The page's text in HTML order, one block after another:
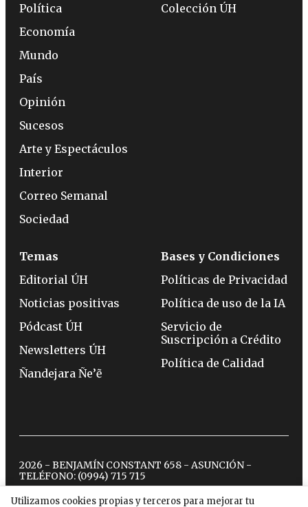
Utilizamos cookies propias y terceros para mejorar tu
Política
Economía
Mundo
País
Opinión
Sucesos
Arte y Espectáculos
Interior
Correo Semanal
Sociedad
Colección ÚH
Temas
Editorial ÚH
Noticias positivas
Pódcast ÚH
Newsletters ÚH
Ñandejara Ñe’ẽ
Bases y Condiciones
Políticas de Privacidad
Política de uso de la IA
Servicio de
Suscripción a Crédito
Política de Calidad
2026 - BENJAMÍN CONSTANT 658 - ASUNCIÓN -
TELÉFONO: (0994) 715 715